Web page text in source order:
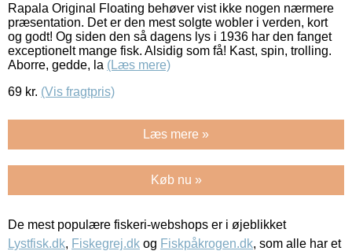
Rapala Original Floating behøver vist ikke nogen nærmere
præsentation. Det er den mest solgte wobler i verden, kort
og godt! Og siden den så dagens lys i 1936 har den fanget
exceptionelt mange fisk. Alsidig som få! Kast, spin, trolling.
Aborre, gedde, la (Læs mere)
69 kr. (Vis fragtpris)
Læs mere »
Køb nu »
De mest populære fiskeri-webshops er i øjeblikket
Lystfisk.dk, Fiskegrej.dk og Fiskpåkrogen.dk, som alle har et